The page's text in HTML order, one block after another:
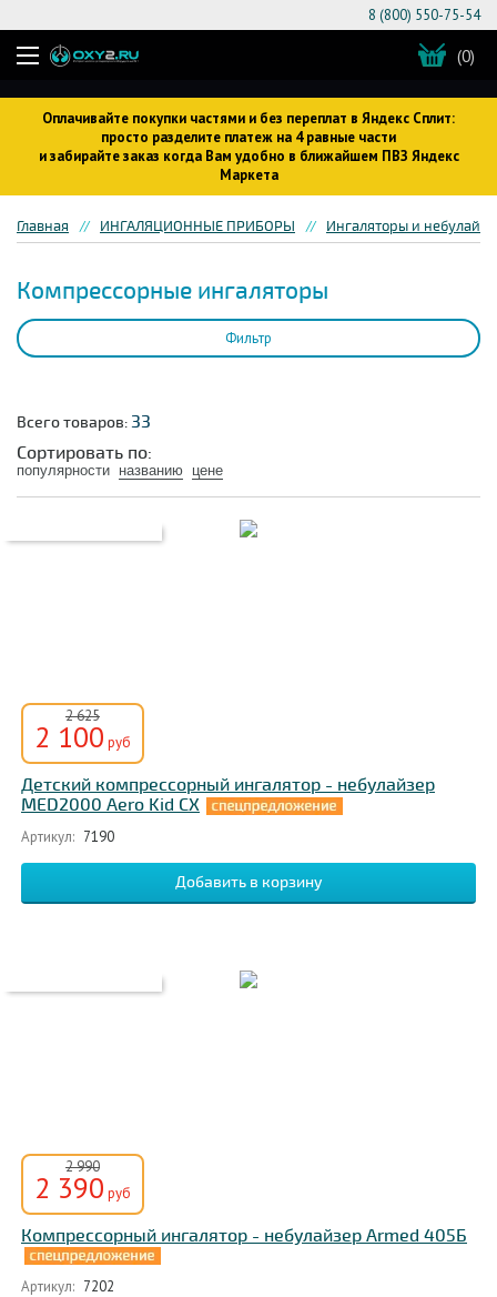
Оплачивайте покупки частями и без переплат в Яндекс Сплит:
просто разделите платеж на 4 равные части
и забирайте заказ когда Вам удобно в ближайшем ПВЗ Яндекс
Маркета
8 (800) 550-75-54
(0)
Главная ИНГАЛЯЦИОННЫЕ ПРИБОРЫ Ингаляторы и
Компрессорные ингаляторы
Фильтр
Всего товаров:33
Сортировать по:
популярности названию цене
2 625
2 100 руб
Детский компрессорный ингалятор - небулайзер
MED2000 Aero Kid CX
Артикул: 7190
2 990
2 390 руб
Компрессорный ингалятор - небулайзер Armed 405Б
Артикул: 7202